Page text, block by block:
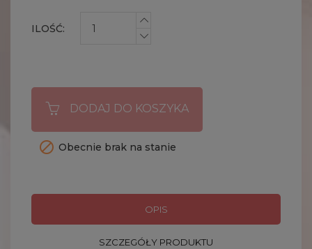
ILOŚĆ:
DODAJ DO KOSZYKA
 Obecnie brak na stanie
OPIS
SZCZEGÓŁY PRODUKTU